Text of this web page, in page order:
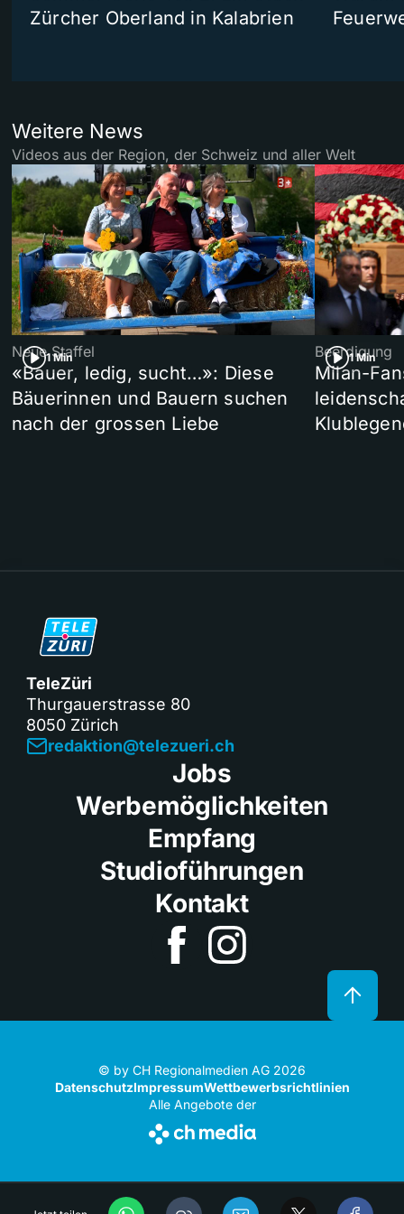
Zürcher Oberland in Kalabrien
Weitere News
Videos aus der Region, der Schweiz und aller Welt
1 Min
Neue Staffel
«Bauer, ledig, sucht…»: Diese
Bäuerinnen und Bauern suchen
nach der grossen Liebe
1 Min
Beerdigung
Milan-
TeleZüri
Thurgauerstrasse 80
8050 Zürich
redaktion@telezueri.ch
Jobs
Werbemöglichkeiten
Empfang
Studioführungen
Kontakt
© by CH Regionalmedien AG 2026
DatenschutzImpressumWettbewerbsrichtlinien
Alle Angebote der